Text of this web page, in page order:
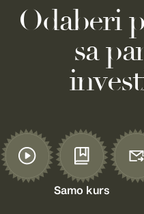
Odaberi
sa
Samo kurs